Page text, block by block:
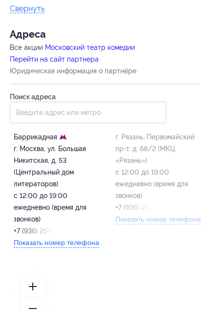
Свернуть
Адресa
Все акции Московский театр комедии
Перейти на сайт партнера
Юридическая информация о партнёре
Поиск адреса
Баррикадная
г. Москва, ул. Большая
Никитская, д. 53
(Центральный дом
литераторов)
с 12:00 до 19:00
ежедневно (время для
звонков)
+7 (936) 250-95-83
Показать номер телефона
г. Рязань, Первомайский
пр-т, д. 68/2 (МКЦ
«Рязань»)
с 12:00 до 19:00
ежедневно (время для
звонков)
+7 (936) 250-95-83
Показать номер телефона